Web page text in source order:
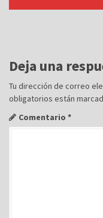
e
c
i
ó
n
d
Deja una
Tu dirección de correo
obligatorios están
Comentario *